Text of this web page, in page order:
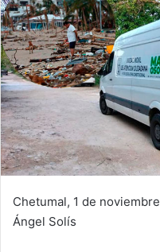
Chetumal, 1 de noviembre
Ángel Solís